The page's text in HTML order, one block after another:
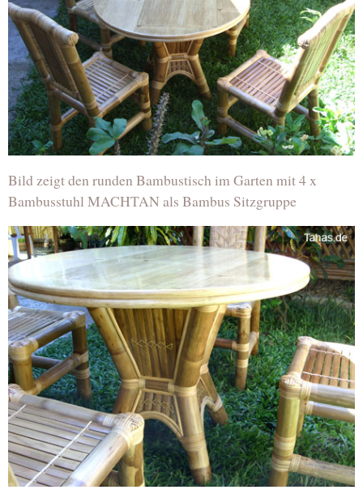
Bild zeigt den runden Bambustisch im Garten mit 4 x
Bambusstuhl MACHTAN als Bambus Sitzgruppe